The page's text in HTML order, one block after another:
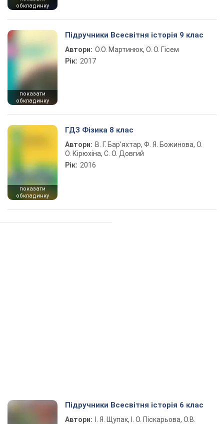
обкладинку
показати
обкладинку
Підручники Всесвітня історія 9 клас
Автори: О.О. Мартинюк, О. О. Гісем
Рік: 2017
показати
обкладинку
ГДЗ Фізика 8 клас
Автори: В. Г. Бар’яхтар, Ф. Я. Божинова, О.
О. Кірюхіна, С. О. Довгий
Рік: 2016
Підручники Всесвітня історія 6 клас
Автори:
І. Я. Щупак, І. О. Піскарьова, О.В.